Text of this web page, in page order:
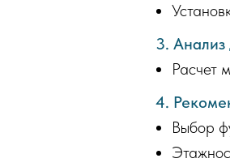
3. Анализ
Расчет
4.
Выбор